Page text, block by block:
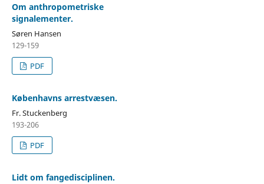
Om anthropometriske
signalementer.
Søren Hansen
129-159
PDF
Københavns arrestvæsen.
Fr. Stuckenberg
193-206
PDF
Lidt om fangedisciplinen.